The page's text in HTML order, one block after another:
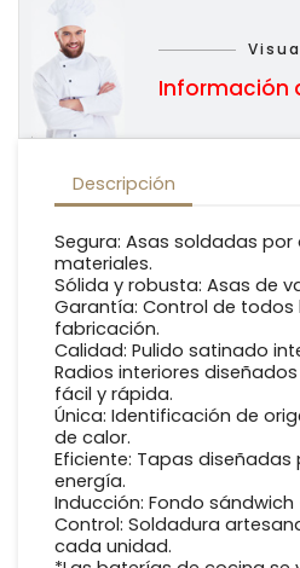
Información
Descripción
Segura: Asas soldadas
materiales.
Sólida y robusta: Asas de
Garantía: Control de todos
fabricación.
Calidad: Pulido satinado
Radios interiores
fácil y rápida.
Única: Identificación de
de calor.
Eficiente: Tapas diseñadas
energía.
Inducción: Fondo
Control: Soldadura
cada unidad.